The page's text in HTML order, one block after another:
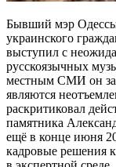
Бывший мэр
украинского
выступил с
русскоязычных
местным СМИ он
являются
раскритиковал
памятника
ещё в конце июня
кадровые решения